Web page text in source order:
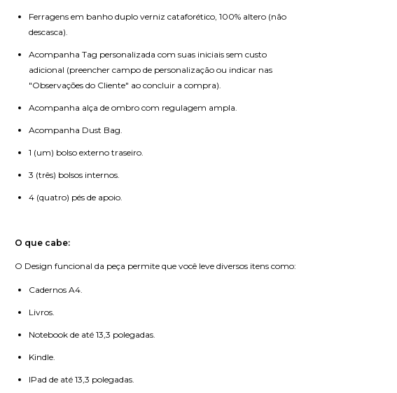
Ferragens em banho duplo verniz cataforético, 100% altero (não
descasca).
Acompanha Tag personalizada com suas iniciais sem custo
adicional (preencher campo de personalização ou indicar nas
"Observações do Cliente" ao concluir a compra).
Acompanha alça de ombro com regulagem ampla.
Acompanha Dust Bag.
1 (um) bolso externo traseiro.
3 (três) bolsos internos.
4 (quatro) pés de apoio.
O que cabe:
O Design funcional da peça permite que você leve diversos itens como:
Cadernos A4.
Livros.
Notebook de até 13,3 polegadas.
Kindle.
IPad de até 13,3 polegadas.